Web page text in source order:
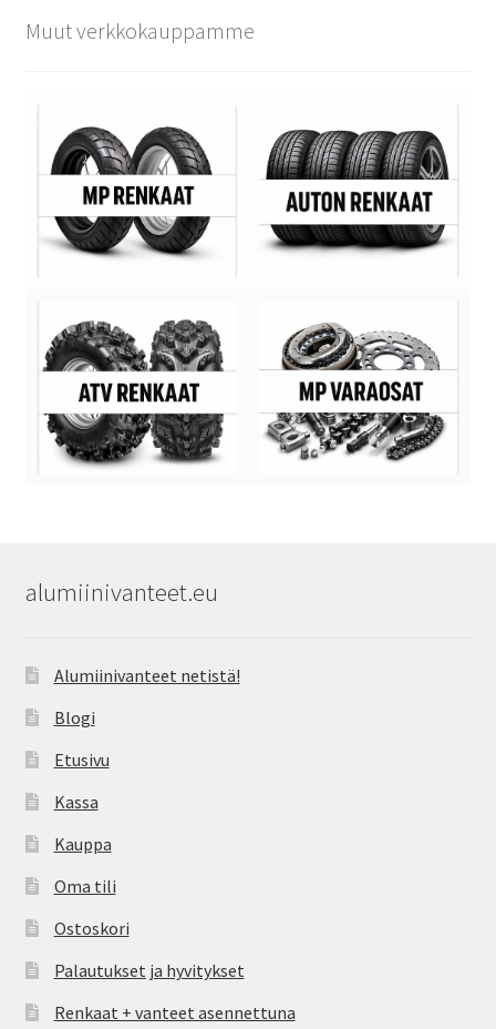
Muut verkkokauppamme
alumiinivanteet.eu
Alumiinivanteet netistä!
Blogi
Etusivu
Kassa
Kauppa
Oma tili
Ostoskori
Palautukset ja hyvitykset
Renkaat + vanteet asennettuna